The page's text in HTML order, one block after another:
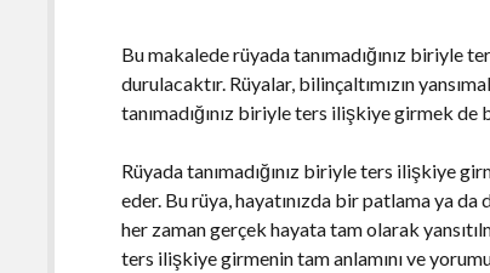
Bu makalede rüyada tanımadığınız biriyle
durulacaktır. Rüyalar, bilinçaltımızın
tanımadığınız biriyle ters ilişkiye girmek
Rüyada tanımadığınız biriyle ters ilişkiye
eder. Bu rüya, hayatınızda bir patlama ya
her zaman gerçek hayata tam olarak
ters ilişkiye girmenin tam anlamını ve